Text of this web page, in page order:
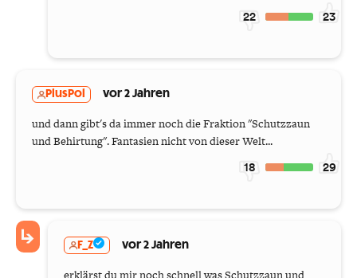
22 23
PlusPol vor 2 Jahren
und dann gibt's da immer noch die Fraktion "Schutzzaun
und Behirtung". Fantasien nicht von dieser Welt...
18 29
F_Z vor 2 Jahren